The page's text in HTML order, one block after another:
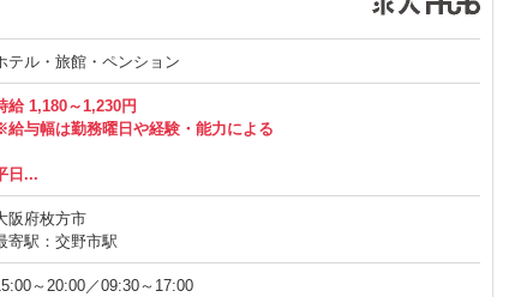
テル・旅館・ペンション
給 1,180～1,230円
給与幅は勤務曜日や経験・能力による
日...
阪府枚方市
寄駅：交野市駅
～20:00／09:30～17:00